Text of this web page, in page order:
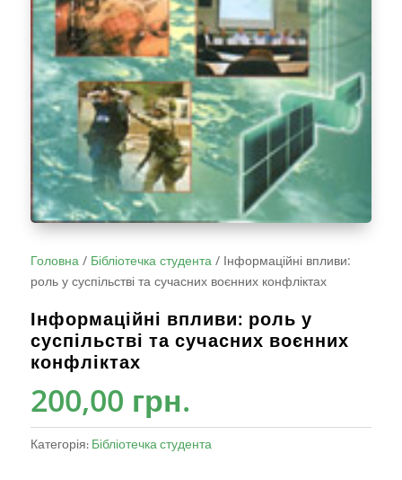
Головна / Бібліотечка студента / Інформаційні впливи:
роль у суспільстві та сучасних воєнних конфліктах
Інформаційні впливи: роль у
суспільстві та сучасних воєнних
конфліктах
200,00 грн.
Категорія: Бібліотечка студента